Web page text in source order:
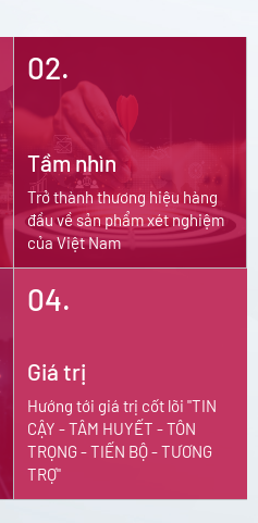
02.
Tầm nhìn
Trở thành thương hiệu hàng
đầu về sản phẩm xét nghiệm
của Việt Nam
04.
Giá trị
Hướng tới giá trị cốt lõi "TIN
CẬY - TÂM HUYẾT - TÔN
TRỌNG - TIẾN BỘ - TƯƠNG
TRỢ"